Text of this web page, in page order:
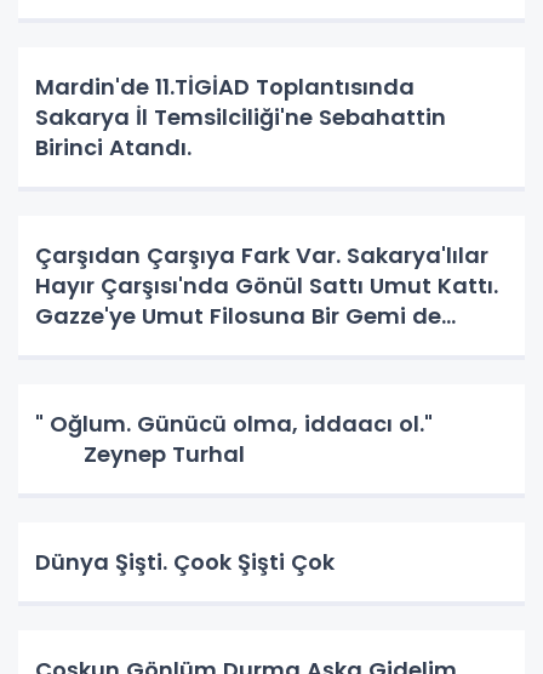
Mardin'de 11.TİGİAD Toplantısında
Sakarya İl Temsilciliği'ne Sebahattin
Birinci Atandı.
Çarşıdan Çarşıya Fark Var. Sakarya'lılar
Hayır Çarşısı'nda Gönül Sattı Umut Kattı.
Gazze'ye Umut Filosuna Bir Gemi de
" Oğlum. Günücü olma, iddaacı ol."
Zeynep Turhal
Dünya Şişti. Çook Şişti Çok